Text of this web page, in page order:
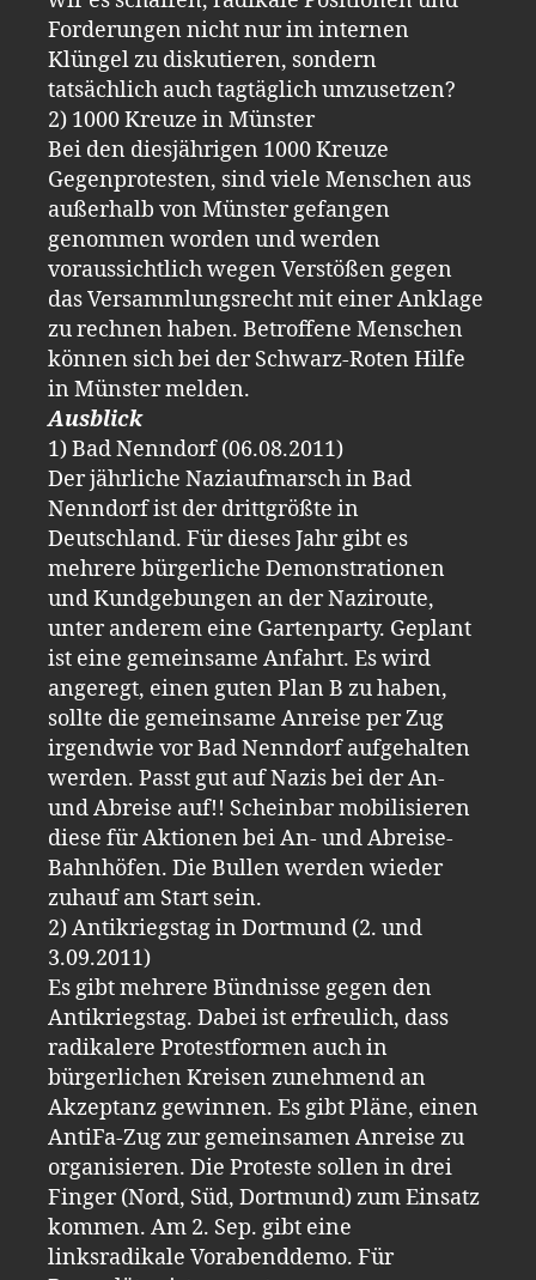
Forderungen nicht nur im internen
Klüngel zu diskutieren, sondern
tatsächlich auch tagtäglich umzusetzen?
2) 1000 Kreuze in Münster
Bei den diesjährigen 1000 Kreuze
Gegenprotesten, sind viele Menschen aus
außerhalb von Münster gefangen
genommen worden und werden
voraussichtlich wegen Verstößen gegen
das Versammlungsrecht mit einer Anklage
zu rechnen haben. Betroffene Menschen
können sich bei der Schwarz-Roten Hilfe
in Münster melden.
Ausblick
1) Bad Nenndorf (06.08.2011)
Der jährliche Naziaufmarsch in Bad
Nenndorf ist der drittgrößte in
Deutschland. Für dieses Jahr gibt es
mehrere bürgerliche Demonstrationen
und Kundgebungen an der Naziroute,
unter anderem eine Gartenparty. Geplant
ist eine gemeinsame Anfahrt. Es wird
angeregt, einen guten Plan B zu haben,
sollte die gemeinsame Anreise per Zug
irgendwie vor Bad Nenndorf aufgehalten
werden. Passt gut auf Nazis bei der An-
und Abreise auf!! Scheinbar mobilisieren
diese für Aktionen bei An- und Abreise-
Bahnhöfen. Die Bullen werden wieder
zuhauf am Start sein.
2) Antikriegstag in Dortmund (2. und
3.09.2011)
Es gibt mehrere Bündnisse gegen den
Antikriegstag. Dabei ist erfreulich, dass
radikalere Protestformen auch in
bürgerlichen Kreisen zunehmend an
Akzeptanz gewinnen. Es gibt Pläne, einen
AntiFa-Zug zur gemeinsamen Anreise zu
organisieren. Die Proteste sollen in drei
Finger (Nord, Süd, Dortmund) zum Einsatz
kommen. Am 2. Sep. gibt eine
linksradikale Vorabenddemo. Für